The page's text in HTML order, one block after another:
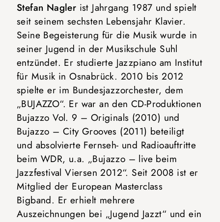
Stefan Nagler ist Jahrgang 1987 und spielt
seit seinem sechsten Lebensjahr Klavier.
Seine Begeisterung für die Musik wurde in
seiner Jugend in der Musikschule Suhl
entzündet. Er studierte Jazzpiano am Institut
für Musik in Osnabrück. 2010 bis 2012
spielte er im Bundesjazzorchester, dem
„BUJAZZO“. Er war an den CD-Produktionen
Bujazzo Vol. 9 – Originals (2010) und
Bujazzo – City Grooves (2011) beteiligt
und absolvierte Fernseh- und Radioauftritte
beim WDR, u.a. „Bujazzo – live beim
Jazzfestival Viersen 2012“. Seit 2008 ist er
Mitglied der European Masterclass
Bigband. Er erhielt mehrere
Auszeichnungen bei „Jugend Jazzt“ und ein